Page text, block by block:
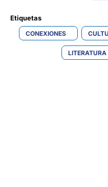
Etiquetas
CONEXIONES
LITERATURA